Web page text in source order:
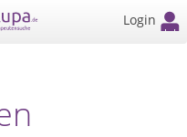
Login